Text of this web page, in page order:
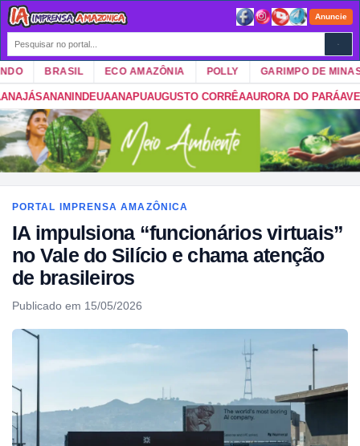
Anuncie
BRASIL ECO AMAZÔNIA POLLY GARIMPO DE MINAS
ANAPUAUGUSTO CORRÊAAURORA DO PARÁAVEIRO
PORTAL IMPRENSA AMAZÔNICA
IA impulsiona “funcionários virtuais”
no Vale do Silício e chama atenção
de brasileiros
Publicado em 15/05/2026